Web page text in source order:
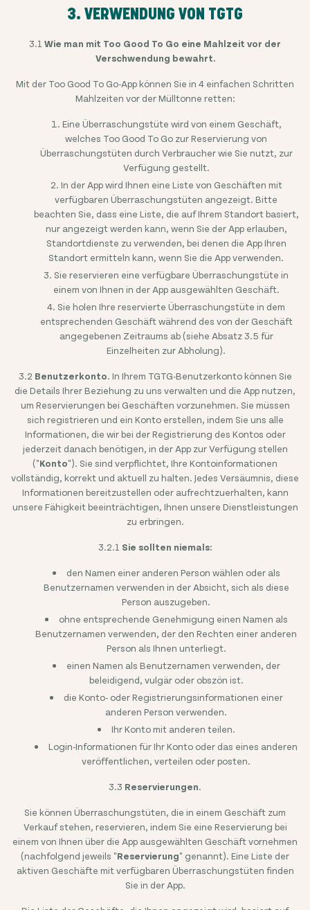
3. VERWENDUNG VON TGTG
3.1 Wie man mit Too Good To Go eine Mahlzeit vor der
Verschwendung bewahrt.
Mit der Too Good To Go-App können Sie in 4 einfachen Schritten
Mahlzeiten vor der Mülltonne retten:
Eine Überraschungstüte wird von einem Geschäft,
welches Too Good To Go zur Reservierung von
Überraschungstüten durch Verbraucher wie Sie nutzt, zur
Verfügung gestellt.
In der App wird Ihnen eine Liste von Geschäften mit
verfügbaren Überraschungstüten angezeigt. Bitte
beachten Sie, dass eine Liste, die auf Ihrem Standort basiert,
nur angezeigt werden kann, wenn Sie der App erlauben,
Standortdienste zu verwenden, bei denen die App Ihren
Standort ermitteln kann, wenn Sie die App verwenden.
Sie reservieren eine verfügbare Überraschungstüte in
einem von Ihnen in der App ausgewählten Geschäft.
Sie holen Ihre reservierte Überraschungstüte in dem
entsprechenden Geschäft während des von der Geschäft
angegebenen Zeitraums ab (siehe Absatz 3.5 für
Einzelheiten zur Abholung).
3.2 Benutzerkonto. In Ihrem TGTG-Benutzerkonto können Sie
die Details Ihrer Beziehung zu uns verwalten und die App nutzen,
um Reservierungen bei Geschäften vorzunehmen. Sie müssen
sich registrieren und ein Konto erstellen, indem Sie uns alle
Informationen, die wir bei der Registrierung des Kontos oder
jederzeit danach benötigen, in der App zur Verfügung stellen
("Konto"). Sie sind verpflichtet, Ihre Kontoinformationen
vollständig, korrekt und aktuell zu halten. Jedes Versäumnis, diese
Informationen bereitzustellen oder aufrechtzuerhalten, kann
unsere Fähigkeit beeinträchtigen, Ihnen unsere Dienstleistungen
zu erbringen.
3.2.1 Sie sollten niemals:
den Namen einer anderen Person wählen oder als
Benutzernamen verwenden in der Absicht, sich als diese
Person auszugeben.
ohne entsprechende Genehmigung einen Namen als
Benutzernamen verwenden, der den Rechten einer anderen
Person als Ihnen unterliegt.
einen Namen als Benutzernamen verwenden, der
beleidigend, vulgär oder obszön ist.
die Konto- oder Registrierungsinformationen einer
anderen Person verwenden.
Ihr Konto mit anderen teilen.
Login-Informationen für Ihr Konto oder das eines anderen
veröffentlichen, verteilen oder posten.
3.3 Reservierungen.
Sie können Überraschungstüten, die in einem Geschäft zum
Verkauf stehen, reservieren, indem Sie eine Reservierung bei
einem von Ihnen über die App ausgewählten Geschäft vornehmen
(nachfolgend jeweils "Reservierung" genannt). Eine Liste der
aktiven Geschäfte mit verfügbaren Überraschungstüten finden
Sie in der App.